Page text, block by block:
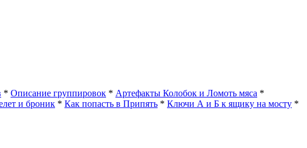
* Описание группировок * Артефакты Колобок и Ломоть мяса *
и броник * Как попасть в Припять * Ключи А и Б к ящику на мосту *